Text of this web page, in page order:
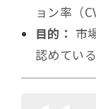
ョン率（
目的： 市
認めてい